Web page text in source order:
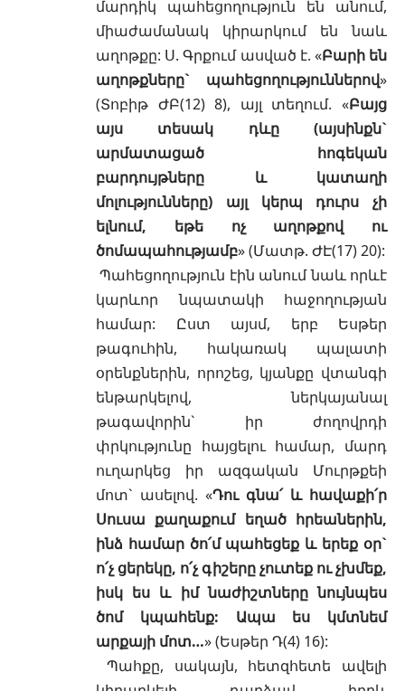
մարդիկ պահեցողություն են անում,
միաժամանակ կիրարկում են նաև
աղոթքը: Ս. Գրքում ասված է. «Բարի են
աղոթքները` պահեցողություններով»
(Տոբիթ ԺԲ(12) 8), այլ տեղում. «Բայց
այս տեսակ դևը (այսինքն`
արմատացած հոգեկան
բարդույթները և կատաղի
մոլությունները) այլ կերպ դուրս չի
ելնում, եթե ոչ աղոթքով ու
ծոմապահությամբ» (Մատթ. ԺԷ(17) 20):
Պահեցողություն էին անում նաև որևէ
կարևոր նպատակի հաջողության
համար: Ըստ այսմ, երբ Եսթեր
թագուհին, հակառակ պալատի
օրենքներին, որոշեց, կյանքը վտանգի
ենթարկելով, ներկայանալ
թագավորին` իր ժողովրդի
փրկությունը հայցելու համար, մարդ
ուղարկեց իր ազգական Մուրթքեի
մոտ` ասելով. «Դու գնա՛ և հավաքի՛ր
Սուսա քաղաքում եղած հրեաներին,
ինձ համար ծո՛մ պահեցեք և երեք օր`
ո՛չ ցերեկը, ո՛չ գիշերը չուտեք ու չխմեք,
իսկ ես և իմ նաժիշտները նույնպես
ծոմ կպահենք: Ապա ես կմտնեմ
արքայի մոտ…» (Եսթեր Դ(4) 16):
Պահքը, սակայն, հետզհետե ավելի